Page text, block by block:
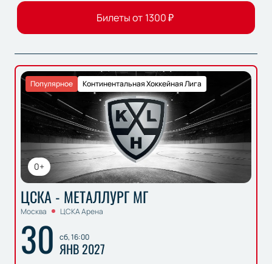
Билеты от 1300₽
0+
Континентальная Хоккейная Лига
Популярное
ЦСКА - МЕТАЛЛУРГ МГ
Москва ЦСКА Арена
30 сб, 16:00
ЯНВ 2027